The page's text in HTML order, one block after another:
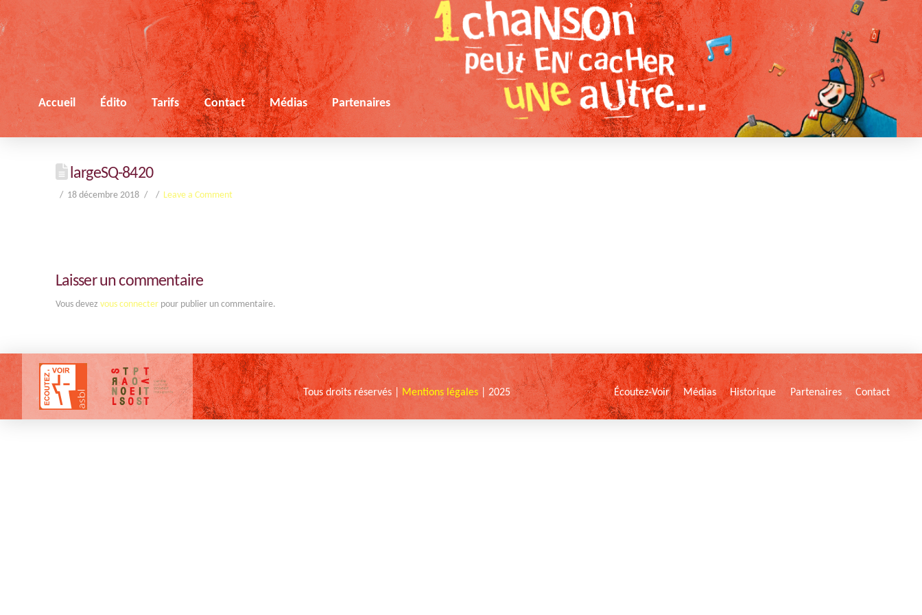
Accueil Édito Tarifs Contact Médias Partenaires
largeSQ-8420
18 décembre 2018 Leave a Comment
Laisser un commentaire
Vous devez vous connecterpour publier un commentaire.
Tous droits réservés | Mentions légales | 2025 Écoutez-Voir Médias Historique Partenaires Contact